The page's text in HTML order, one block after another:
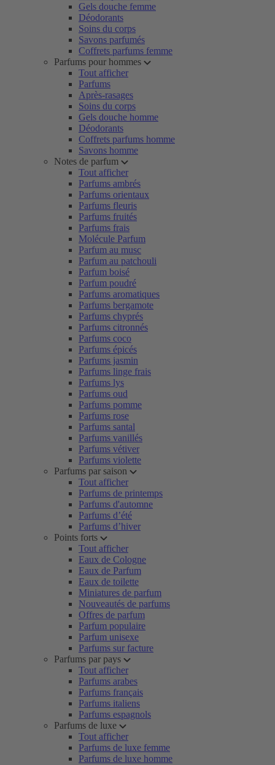
Gels douche femme
Déodorants
Soins du corps
Savons parfumés
Coffrets parfums femme
Parfums pour hommes
Tout afficher
Parfums
Après-rasages
Soins du corps
Gels douche homme
Déodorants
Coffrets parfums homme
Savons homme
Notes de parfum
Tout afficher
Parfums ambrés
Parfums orientaux
Parfums fleuris
Parfums fruités
Parfums frais
Molécule Parfum
Parfum au musc
Parfum au patchouli
Parfum boisé
Parfum poudré
Parfums aromatiques
Parfums bergamote
Parfums chyprés
Parfums citronnés
Parfums coco
Parfums épicés
Parfums jasmin
Parfums linge frais
Parfums lys
Parfums oud
Parfums pomme
Parfums rose
Parfums santal
Parfums vanillés
Parfums vétiver
Parfums violette
Parfums par saison
Tout afficher
Parfums de printemps
Parfums d'automne
Parfums d’été
Parfums d’hiver
Points forts
Tout afficher
Eaux de Cologne
Eaux de Parfum
Eaux de toilette
Miniatures de parfum
Nouveautés de parfums
Offres de parfum
Parfum populaire
Parfum unisexe
Parfums sur facture
Parfums par pays
Tout afficher
Parfums arabes
Parfums français
Parfums italiens
Parfums espagnols
Parfums de luxe
Tout afficher
Parfums de luxe femme
Parfums de luxe homme